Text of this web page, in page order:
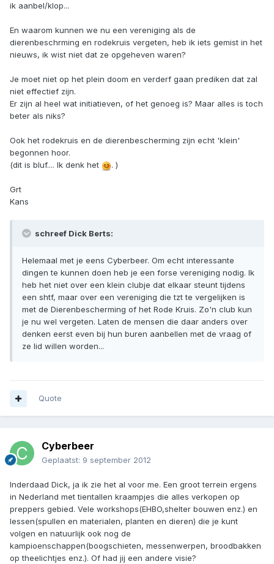
ik aanbel/klop...
En waarom kunnen we nu een vereniging als de
dierenbeschrming en rodekruis vergeten, heb ik iets gemist in het
nieuws, ik wist niet dat ze opgeheven waren?
Je moet niet op het plein doom en verderf gaan prediken dat zal
niet effectief zijn.
Er zijn al heel wat initiatieven, of het genoeg is? Maar alles is toch
beter als niks?
Ook het rodekruis en de dierenbescherming zijn echt 'klein'
begonnen hoor.
(dit is bluf.... Ik denk het
. )
Grt
Kans
schreef Dick Berts:
Helemaal met je eens Cyberbeer. Om echt interessante
dingen te kunnen doen heb je een forse vereniging nodig. Ik
heb het niet over een klein clubje dat elkaar steunt tijdens
een shtf, maar over een vereniging die tzt te vergelijken is
met de Dierenbescherming of het Rode Kruis. Zo'n club kun
je nu wel vergeten. Laten de mensen die daar anders over
denken eerst even bij hun buren aanbellen met de vraag of
ze lid willen worden...
Quote
Cyberbeer
Geplaatst: 9 september 2012
Inderdaad Dick, ja ik zie het al voor me. Een groot terrein ergens
in Nederland met tientallen kraampjes die alles verkopen op
preppers gebied. Vele workshops(EHBO,shelter bouwen enz.) en
lessen(spullen en materialen, planten en dieren) die je kunt
volgen en natuurlijk ook nog de
kampioenschappen(boogschieten, messenwerpen, broodbakken
op theelichtjes enz.). Of had jij een andere visie?